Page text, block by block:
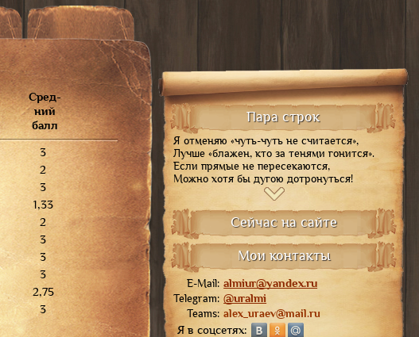
Печать
Сред-
ний
балл
3
2
3
1,33
2
3
3
3
2,75
3
Пара строк
Я отменяю «чуть-чуть не считается»,
Лучше «блажен, кто за тенями гонится».
Если прямые не пересекаются,
Можно хотя бы дугою дотронуться!
Сейчас на сайте
Мои контакты
E-Mail: almiur@yandex.ru
Telegram: @uralmi
Teams: alex_uraev@mail.ru
Я в соцсетях: